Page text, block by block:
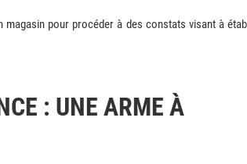
magasin pour procéder à des constats visant à
: UNE ARME À